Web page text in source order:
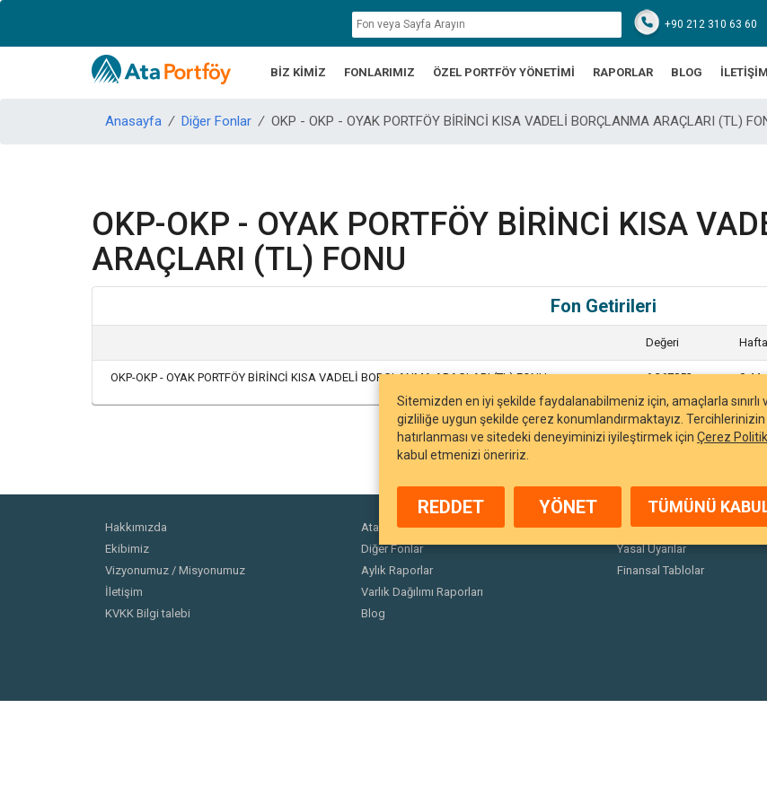
+90 212 310 63 60
BİZ KİMİZ FONLARIMIZ ÖZEL PORTFÖY YÖNETİMİ RAPORLAR BLOG İLETİŞİM
Anasayfa / Diğer Fonlar / OKP - OKP - OYAK PORTFÖY BİRİNCİ KISA VADELİ BORÇLANMA ARAÇLARI (TL)
OKP-OKP - OYAK PORTFÖY BİRİNCİ KISA
ARAÇLARI (TL) FONU
Fon Getirileri
Değeri
OKP-OKP - OYAK PORTFÖY BİRİNCİ KISA VADELİ BORÇLANMA ARAÇLARI (TL) FONU 6.367852 0,44
Hakkımızda
Ekibimiz
Vizyonumuz / Misyonumuz
İletişim
KVKK Bilgi talebi
Ata Fonları
Diğer Fonlar
Aylık Raporlar
Varlık Dağılımı Raporları
Blog
Duyurular
Yasal Uyarılar
Finansal Tablolar
Sitemizden en iyi şekilde faydalanabilmeniz için, amaçlarla sınırlı
gizliliğe uygun şekilde çerez konumlandırmaktayız. Tercihlerinizin
hatırlanması ve sitedeki deneyiminizi iyileştirmek için Çerez
kabul etmenizi öneririz.
REDDET YÖNET TÜMÜNÜ